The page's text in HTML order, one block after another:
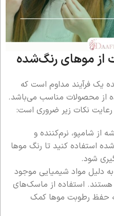
از موهای رنگ‌شده
یک فرآیند مداوم است که
از محصولات مناسب می‌باشد.
نکات زیر ضروری است:
از شامپو، نرم‌کننده و
کنید تا رنگ موها
شود.
دلیل مواد شیمیایی موجود
استفاده از ماسک‌های
حفظ رطوبت موها کمک